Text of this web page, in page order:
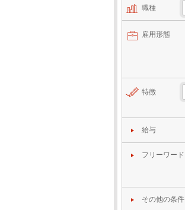
職種
雇用形態
特徴
給与
フリーワード
その他の条件